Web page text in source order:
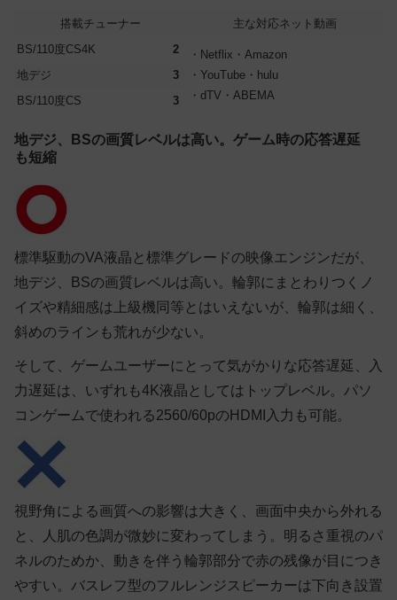
搭載チューナー
主な対応ネット動画
BS/110度CS4K
2
・Netflix・Amazon
・YouTube・hulu
・dTV・ABEMA
地デジ
3
BS/110度CS
3
地デジ、BSの画質レベルは高い。ゲーム時の応答遅延
も短縮
標準駆動のVA液晶と標準グレードの映像エンジンだが、
地デジ、BSの画質レベルは高い。輪郭にまとわりつくノ
イズや精細感は上級機同等とはいえないが、輪郭は細く、
斜めのラインも荒れが少ない。
そして、ゲームユーザーにとって気がかりな応答遅延、入
力遅延は、いずれも4K液晶としてはトップレベル。パソ
コンゲームで使われる2560/60pのHDMI入力も可能。
視野角による画質への影響は大きく、画面中央から外れる
と、人肌の色調が微妙に変わってしまう。明るさ重視のパ
ネルのためか、動きを伴う輪郭部分で赤の残像が目につき
やすい。バスレフ型のフルレンジスピーカーは下向き設置